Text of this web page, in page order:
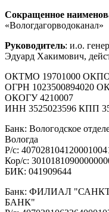
Сокращенное
«Вологдагорводоканал»
Руководитель: и.о.
Эдуард Хакимович,
ОКТМО 19701000 ОКПО
ОГРН 1023500894020
ОКОГУ 4210007
ИНН 3525023596 КПП
Банк: Вологодское
Вологда
Р/с:
Кор/с:
БИК: 041909644
Банк: ФИЛИАЛ
БАНК"